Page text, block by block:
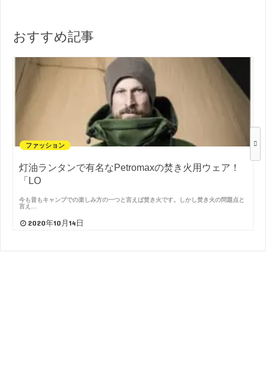
おすすめ記事
ファッション
灯油ランタンで有名なPetromaxの焚き火用ウェア！
「LO
今も昔もキャンプでの楽しみ方の一つと言えば焚き火です。しかし焚き火の問題点と
言え…
2020年10月14日